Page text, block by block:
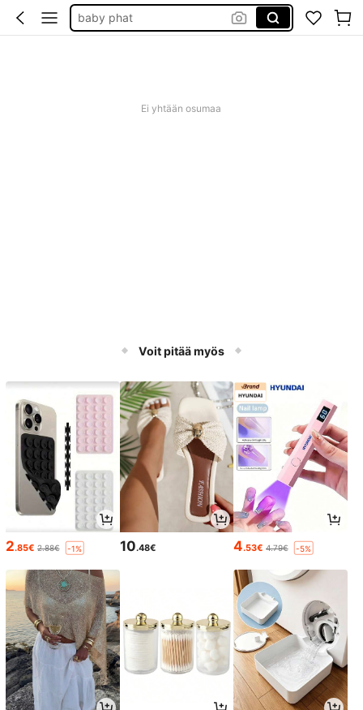
baby phat
Ei yhtään osumaa
Voit pitää myös
2.85€ 2.88€ -1% 10.48€ 4.53€ 4.79€ -5%